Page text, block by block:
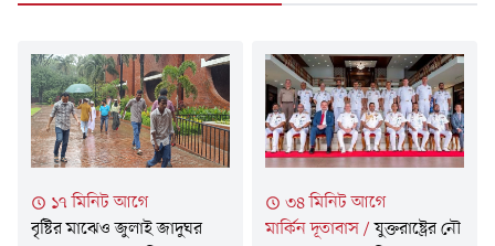
১৭ মিনিট আগে
বৃষ্টির মাঝেও জুলাই জাদুঘর
৩৪ মিনিট আগে
মার্কিন দূতাবাস/যুক্তরাষ্ট্রের নৌ